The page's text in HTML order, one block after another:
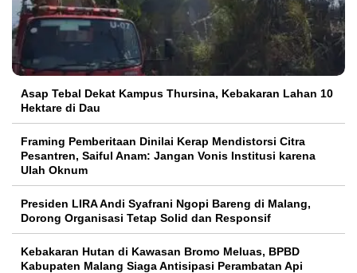
Asap Tebal Dekat Kampus Thursina, Kebakaran Lahan 10
Hektare di Dau
Framing Pemberitaan Dinilai Kerap Mendistorsi Citra
Pesantren, Saiful Anam: Jangan Vonis Institusi karena
Ulah Oknum
Presiden LIRA Andi Syafrani Ngopi Bareng di Malang,
Dorong Organisasi Tetap Solid dan Responsif
Kebakaran Hutan di Kawasan Bromo Meluas, BPBD
Kabupaten Malang Siaga Antisipasi Perambatan Api